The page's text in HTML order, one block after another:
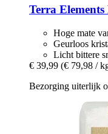
Terra Elements
Hoge mate
Geurloos
Licht bittere
€ 39,99 (€ 79,98 /
Bezorging uiterlijk